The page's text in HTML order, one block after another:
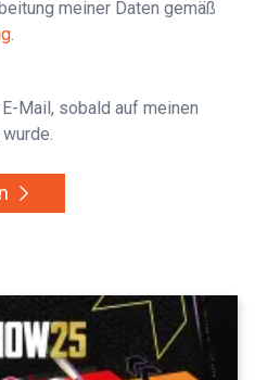
meiner Daten gemäß
.
Mail, sobald auf meinen